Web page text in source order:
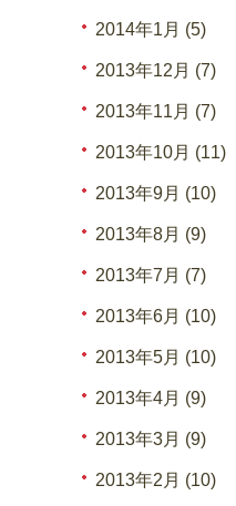
2014年1月 (5)
2013年12月 (7)
2013年11月 (7)
2013年10月 (11)
2013年9月 (10)
2013年8月 (9)
2013年7月 (7)
2013年6月 (10)
2013年5月 (10)
2013年4月 (9)
2013年3月 (9)
2013年2月 (10)